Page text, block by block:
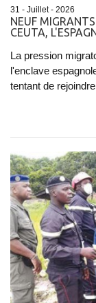
31 - Juillet - 2026
NEUF
CEUTA,
La pression
l'enclave
tentant de